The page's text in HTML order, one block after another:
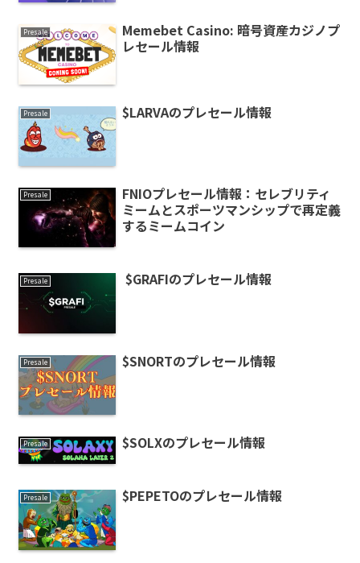
Presale
Memebet Casino: 暗号資産カジノプ
レセール情報
Presale $LARVAのプレセール情報
Presale
FNIOプレセール情報：セレブリティ
ミームとスポーツマンシップで再定義
するミームコイン
Presale $GRAFIのプレセール情報
Presale $SNORTのプレセール情報
Presale $SOLXのプレセール情報
Presale $PEPETOのプレセール情報